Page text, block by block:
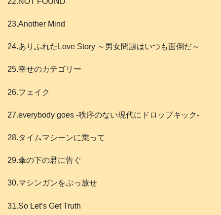
23.Another Mind
24.ありふれたLove Story ～男女問題はいつも面倒だ～
25.幸せのカテゴリー
26.フェイク
27.everybody goes -秩序のない現代にドロップキック-
28.タイムマシーンに乗って
29.傘の下の君に告ぐ
30.マシンガンをぶっ放せ
31.So Let’s Get Truth